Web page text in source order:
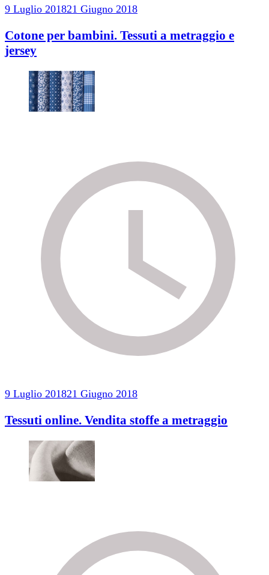
9 Luglio 201821 Giugno 2018
Cotone per bambini. Tessuti a metraggio e
jersey
9 Luglio 201821 Giugno 2018
Tessuti online. Vendita stoffe a metraggio